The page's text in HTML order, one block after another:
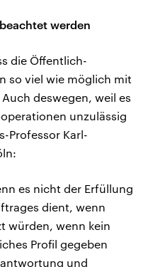
werden
die Öffentlich-
so viel wie möglich mit
deswegen, weil es
unzulässig
Professor Karl-
es nicht der Erfüllung
dient, wenn
würden, wenn kein
Profil gegeben
und